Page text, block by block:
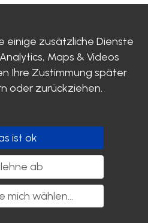
Rechte vorbehalten.
einige zusätzliche Dienste
Maps & Videos
Ihre Zustimmung später
oder zurückziehen.
mich wählen...
ab
ist ok